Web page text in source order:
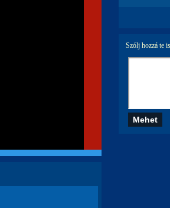
Szólj hozzá te